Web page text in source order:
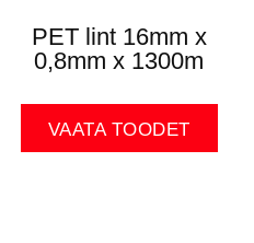
PET lint 16mm x
0,8mm x 1300m
VAATA TOODET